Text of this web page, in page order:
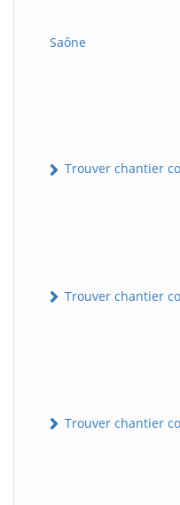
Saône
Trouver chantier
Trouver chantier
Trouver chantier